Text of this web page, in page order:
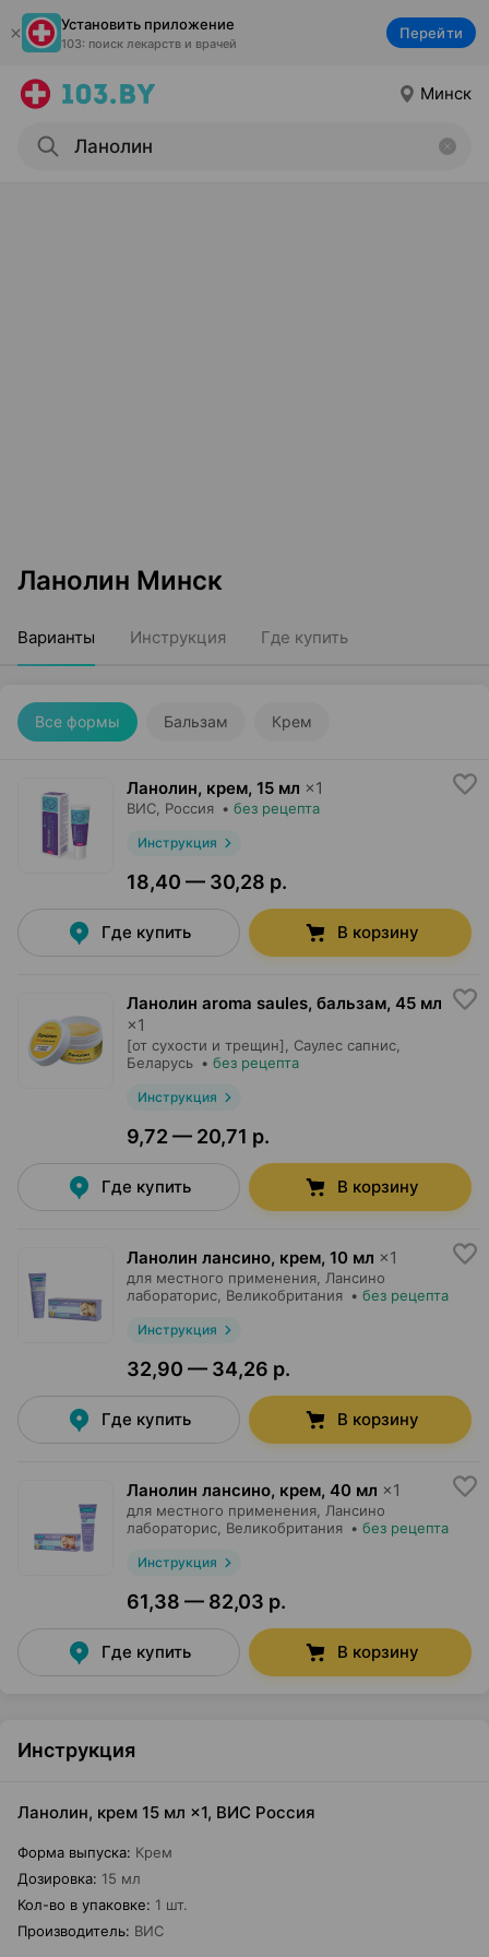
Установить приложение
103: поиск лекарств и врачей
Перейти
Минск
Ланолин Минск
Варианты Инструкция Где купить
Все формы Бальзам Крем
Ланолин, крем, 15 мл ×1
ВИС , Россия • без рецепта
Инструкция
18,40 — 30,28 р.
Где купить В корзину
Ланолин aroma saules, бальзам, 45 мл
×1
[от сухости и трещин], Саулес сапнис
Беларусь • без рецепта
Инструкция
9,72 — 20,71 р.
Где купить В корзину
Ланолин лансино, крем, 10 мл ×1
для местного применения, Лансино
лабораторис , Великобритания • без рецепта
Инструкция
32,90 — 34,26 р.
Где купить В корзину
Ланолин лансино, крем, 40 мл ×1
для местного применения, Лансино
лабораторис , Великобритания • без рецепта
Инструкция
61,38 — 82,03 р.
Где купить В корзину
Инструкция
Ланолин, крем 15 мл ×1, ВИС Россия
Форма выпуска: Крем
Дозировка: 15 мл
Кол-во в упаковке: 1 шт.
Производитель: ВИС